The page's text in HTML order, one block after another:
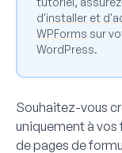
d'installer et
WPForms sur
WordPress.
Souhaitez-vous
uniquement à vos
de pages de